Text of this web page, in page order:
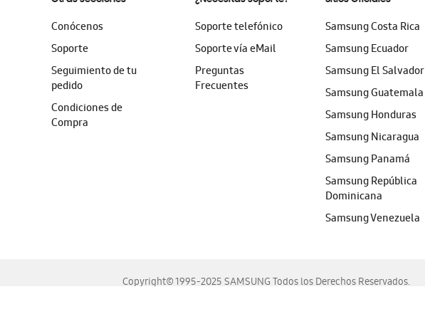
Conócenos
Soporte
Seguimiento de tu
pedido
Condiciones de
Compra
Soporte telefónico
Soporte vía eMail
Preguntas
Frecuentes
Samsung Costa Rica
Samsung Ecuador
Samsung El Salvador
Samsung Guatemala
Samsung Honduras
Samsung Nicaragua
Samsung Panamá
Samsung República
Dominicana
Samsung Venezuela
Copyright© 1995-2025 SAMSUNG Todos los Derechos Reservados.